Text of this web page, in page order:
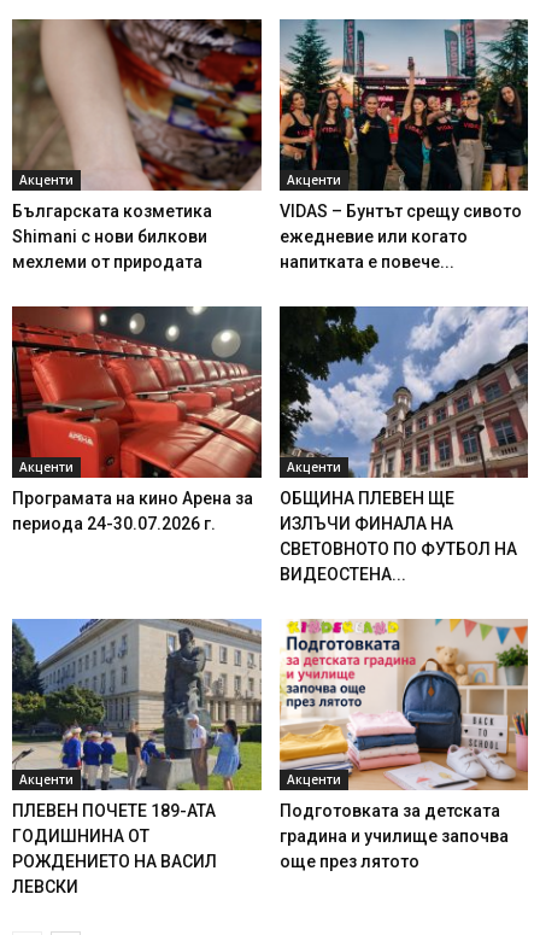
Акценти
Българската козметика
Shimani с нови билкови
мехлеми от природата
Акценти
VIDAS – Бунтът срещу сивото
ежедневие или когато
напитката е повече...
Акценти
Програмата на кино Арена за
периода 24-30.07.2026 г.
Акценти
ОБЩИНА ПЛЕВЕН ЩЕ
ИЗЛЪЧИ ФИНАЛА НА
СВЕТОВНОТО ПО ФУТБОЛ НА
ВИДЕОСТЕНА...
Акценти
ПЛЕВЕН ПОЧЕТЕ 189-АТА
ГОДИШНИНА ОТ
РОЖДЕНИЕТО НА ВАСИЛ
ЛЕВСКИ
Акценти
Подготовката за детската
градина и училище започва
още през лятото